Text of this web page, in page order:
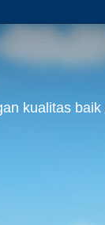
kualitas